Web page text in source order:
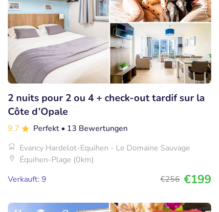
2 nuits pour 2 ou 4 + check-out tardif sur la
Côte d’Opale
9.7 Perfekt • 13 Bewertungen
Evancy Hardelot-Equihen - Le Domaine Sauvage
Équihen-Plage (0km)
Verkauft: 9
€256 €199